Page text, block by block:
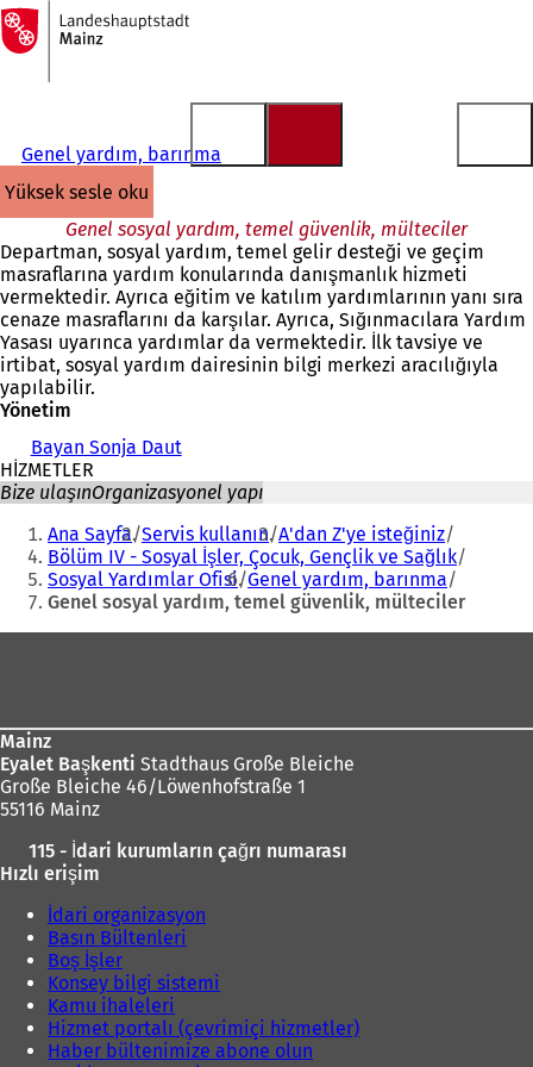
İçeriğe atla
Ana
sayfaya
Genel yardım, barınma
yüksek sesle oku
Genel sosyal yardım, temel güvenlik, mülteciler
Departman, sosyal yardım, temel gelir desteği ve geçim
masraflarına yardım konularında danışmanlık hizmeti
vermektedir. Ayrıca eğitim ve katılım yardımlarının yanı sıra
cenaze masraflarını da karşılar. Ayrıca, Sığınmacılara Yardım
Yasası uyarınca yardımlar da vermektedir. İlk tavsiye ve
irtibat, sosyal yardım dairesinin bilgi merkezi aracılığıyla
yapılabilir.
Yönetim
Bayan Sonja Daut
HİZMETLER
Bize ulaşınOrganizasyonel yapı
Buradasınız:
Ana Sayfa Servis kullanın A'dan Z'ye isteğiniz
Bölüm IV - Sosyal İşler, Çocuk, Gençlik ve Sağlık
Sosyal Yardımlar Ofisi Genel yardım, barınma
Genel sosyal yardım, temel güvenlik, mülteciler
Mainz
Eyalet Başkenti Stadthaus Große Bleiche
Große Bleiche 46/Löwenhofstraße 1
55116 Mainz
115 - İdari kurumların çağrı numarası
Hızlı erişim
İdari organizasyon
Basın Bültenleri
Boş İşler
Konsey bilgi sistemi
Kamu ihaleleri
Hizmet portalı (çevrimiçi hizmetler)
Haber bültenimize abone olun